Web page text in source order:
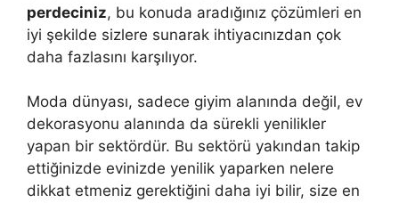
perdeciniz, bu konuda aradığınız çözümleri en
iyi şekilde sizlere sunarak ihtiyacınızdan çok
daha fazlasını karşılıyor.
Moda dünyası, sadece giyim alanında değil, ev
dekorasyonu alanında da sürekli yenilikler
yapan bir sektördür. Bu sektörü yakından takip
ettiğinizde evinizde yenilik yaparken nelere
dikkat etmeniz gerektiğini daha iyi bilir, size en